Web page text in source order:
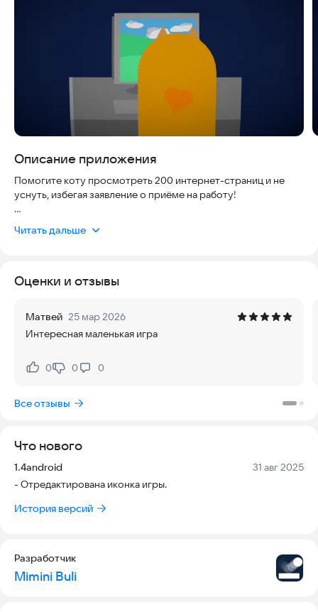
Описание приложения
Помогите коту просмотреть 200 интернет-страниц и не
уснуть, избегая заявление о приёме на работу!
страницы
- Уменьшайте сонливость, просматривая новые веб-
Читать дальше
Оценки и отзывы
Матвей 25 мар 2026
Интересная маленькая игра
Нравится:
0Не нравится:
0 0
Все отзывы
Что нового
Версия:
1.4android Дата:
31 авг 2025
- Отредактирована иконка игры.
История версий
Разработчик
Mimini Buli